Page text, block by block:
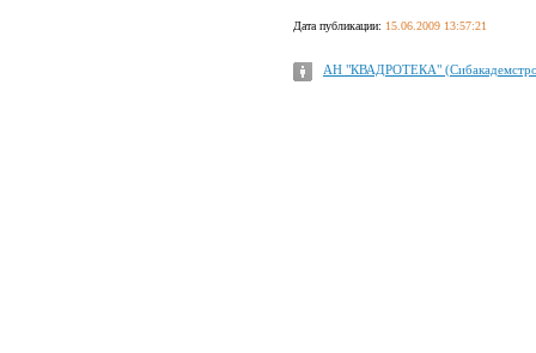
Дата публикации: 15.06.2009 13:57:21
АН "КВАДРОТЕКА"